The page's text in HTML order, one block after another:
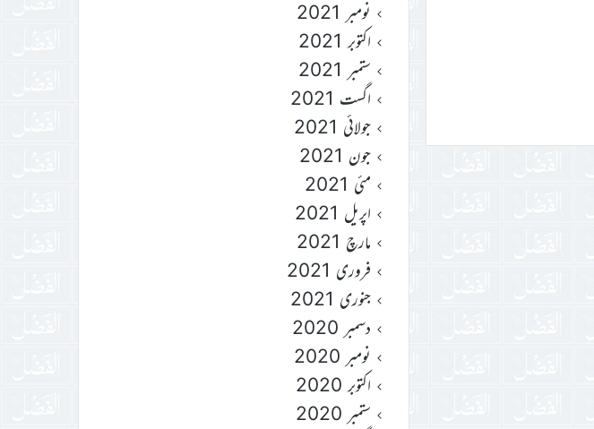
نومبر 2021
اکتوبر 2021
ستمبر 2021
اگست 2021
جولائی 2021
جون 2021
مئی 2021
اپریل 2021
مارچ 2021
فروری 2021
جنوری 2021
دسمبر 2020
نومبر 2020
اکتوبر 2020
ستمبر 2020